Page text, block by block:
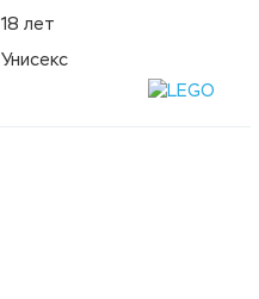
18 лет
Унисекс